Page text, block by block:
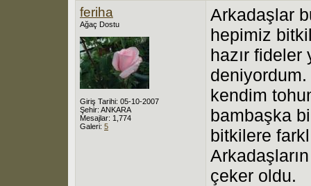
feriha
Ağaç Dostu
Giriş Tarihi: 05-10-2007
Şehir: ANKARA
Mesajlar: 1,774
Galeri: 5
Arkadaşlar
hepimiz
hazır
kendim
bambaşka
bitkilere
çeker oldu.